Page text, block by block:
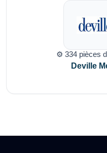
⚙️ 334 pièces
Deville